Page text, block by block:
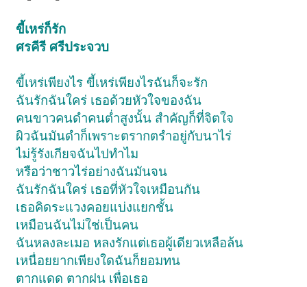
ขี้เหร่ก็รัก
ศรคีรี ศรีประจวบ
ขี้เหร่เพียงไร ขี้เหร่เพียงไรฉันก็จะรัก
ฉันรักฉันใคร่ เธอด้วยหัวใจของฉัน
คนขาวคนดำคนต่ำสูงนั้น สำคัญก็ที่จิตใจ
ผิวฉันมันดำก็เพราะตรากตรำอยู่กับนาไร่
ไม่รู้รังเกียจฉันไปทำไม
หรือว่าชาวไร่อย่างฉันมันจน
ฉันรักฉันใคร่ เธอที่หัวใจเหมือนกัน
เธอคิดระแวงคอยแบ่งแยกชั้น
เหมือนฉันไม่ใช่เป็นคน
ฉันหลงละเมอ หลงรักแต่เธอผู้เดียวเหลือล้น
เหนื่อยยากเพียงใดฉันก็ยอมทน
ตากแดด ตากฝน เพื่อเธอ